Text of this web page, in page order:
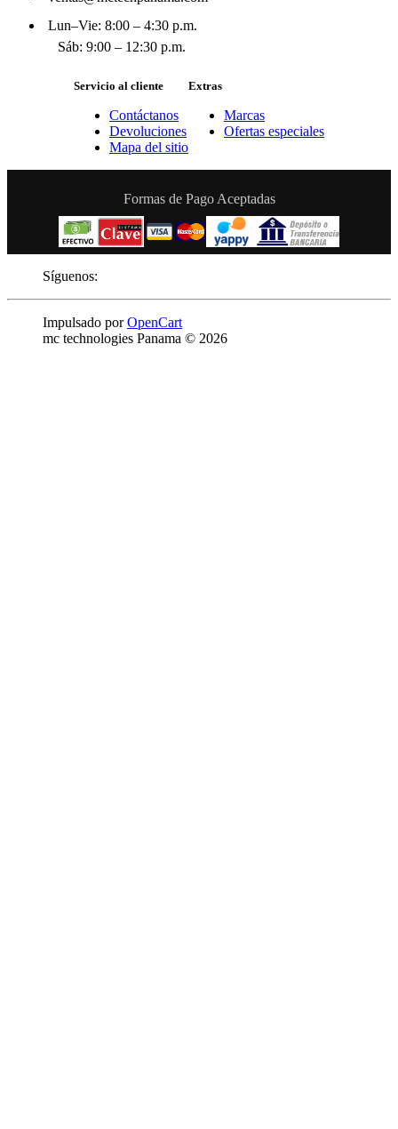
Lun–Vie: 8:00 – 4:30 p.m.
Sáb: 9:00 – 12:30 p.m.
Servicio al cliente
Contáctanos
Devoluciones
Mapa del sitio
Extras
Marcas
Ofertas especiales
Formas de Pago Aceptadas
Síguenos:
Impulsado porOpenCart
mc technologies Panama © 2026